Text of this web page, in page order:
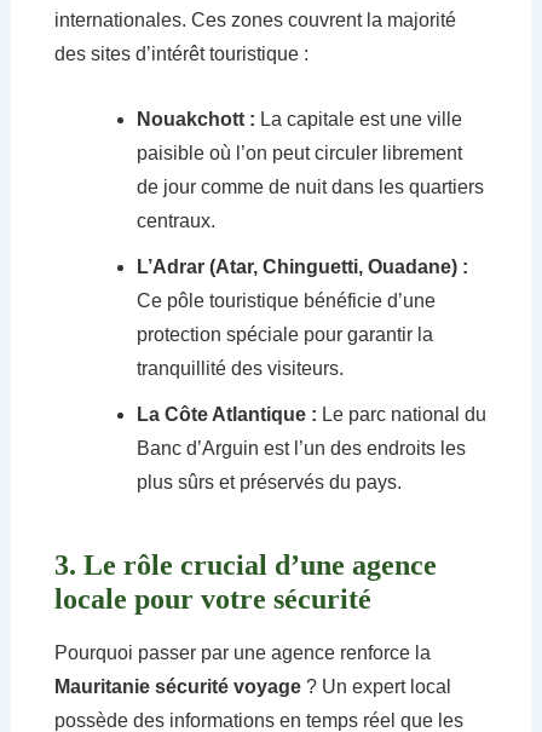
internationales. Ces zones couvrent la majorité
des sites d’intérêt touristique :
Nouakchott : La capitale est une ville
paisible où l’on peut circuler librement
de jour comme de nuit dans les quartiers
centraux.
L’Adrar (Atar, Chinguetti, Ouadane) :
Ce pôle touristique bénéficie d’une
protection spéciale pour garantir la
tranquillité des visiteurs.
La Côte Atlantique : Le parc national du
Banc d’Arguin est l’un des endroits les
plus sûrs et préservés du pays.
3. Le rôle crucial d’une agence
locale pour votre sécurité
Pourquoi passer par une agence renforce la
Mauritanie sécurité voyage? Un expert local
possède des informations en temps réel que les